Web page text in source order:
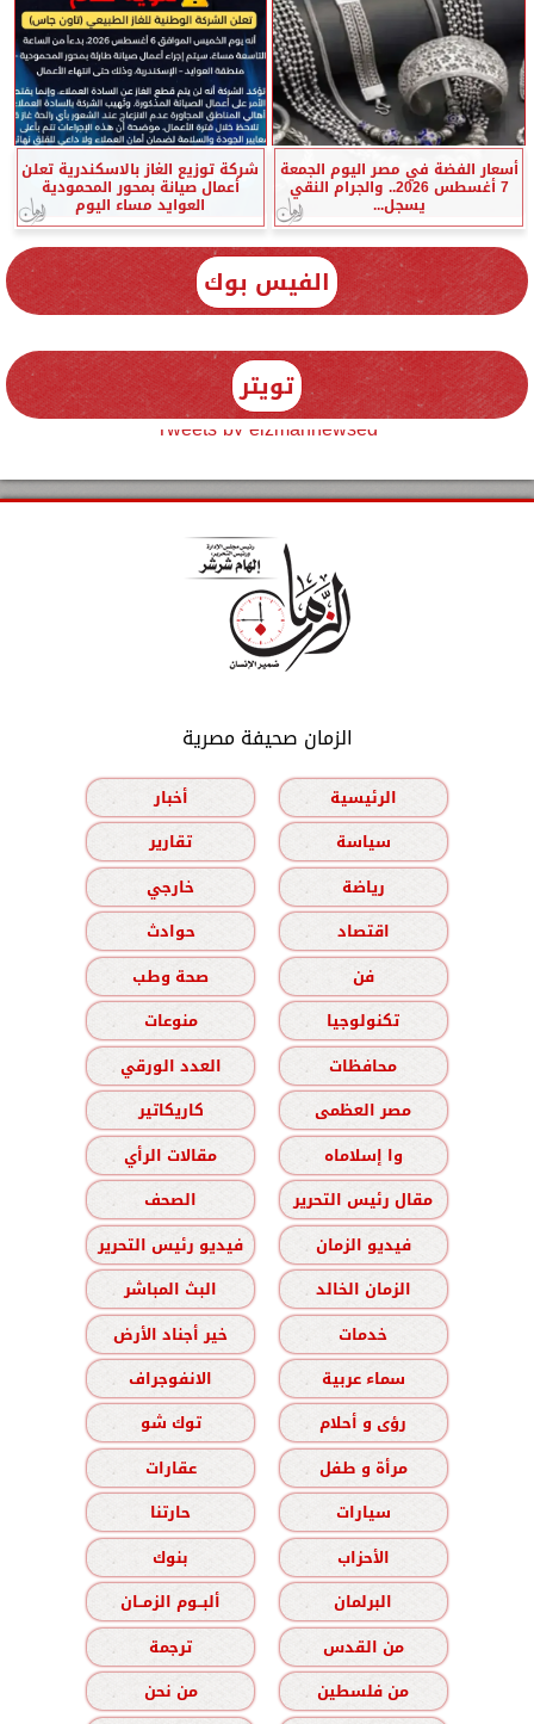
أسعار الفضة في مصر اليوم الجمعة
7 أغسطس 2026.. والجرام النقي
يسجل...
شركة توزيع الغاز بالاسكندرية تعلن
أعمال صيانة بمحور المحمودية
العوايد مساء اليوم
الفيس بوك
تويتر
Tweets by elzmannewseg
الزمان صحيفة مصرية
الرئيسية
أخبار
سياسة
تقارير
رياضة
خارجي
اقتصاد
حوادث
فن
صحة وطب
تكنولوجيا
منوعات
محافظات
العدد الورقي
مصر العظمى
كاريكاتير
وا إسلاماه
مقالات الرأي
مقال رئيس التحرير
الصحف
فيديو الزمان
فيديو رئيس التحرير
الزمان الخالد
البث المباشر
خدمات
خير أجناد الأرض
سماء عربية
الانفوجراف
رؤى و أحلام
توك شو
مرأة و طفل
عقارات
سيارات
حارتنا
الأحزاب
بنوك
البرلمان
ألبــوم الزمــان
من القدس
ترجمة
من فلسطين
من نحن